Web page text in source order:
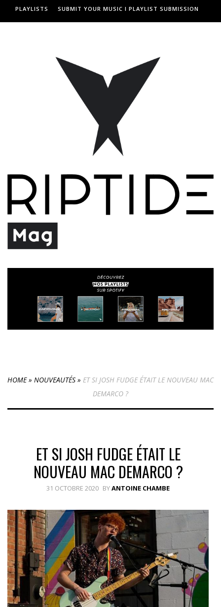
PLAYLISTS SUBMIT YOUR MUSIC I PLAYLIST SUBMISSION
HOME» NOUVEAUTÉS » ET SI JOSH FUDGE ÉTAIT LE NOUVEAU MAC
DEMARCO ?
ET SI JOSH FUDGE ÉTAIT LE
NOUVEAU MAC DEMARCO ?
31 OCTOBRE 2020 BYANTOINE CHAMBE